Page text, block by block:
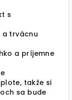
s
trvácnu
a príjemne
takže si
sa bude